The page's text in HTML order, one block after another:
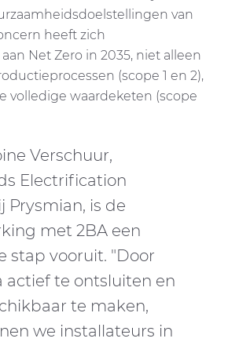
van
heeft zich
Net Zero in 2035, niet alleen
(scope 1 en 2),
volledige waardeketen (scope
Verschuur,
Electrification
Prysmian, is de
met 2BA een
stap vooruit. "Door
actief te ontsluiten en
te maken,
we installateurs in